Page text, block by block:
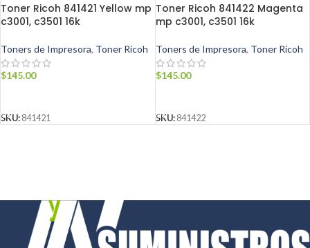
Toner Ricoh 841421 Yellow mp
c3001, c3501 16k
Toners de Impresora, Toner Ricoh
$145.00
SKU: 841421
Toner Ricoh 841422 Magenta
mp c3001, c3501 16k
Toners de Impresora, Toner Ricoh
$145.00
SKU: 841422